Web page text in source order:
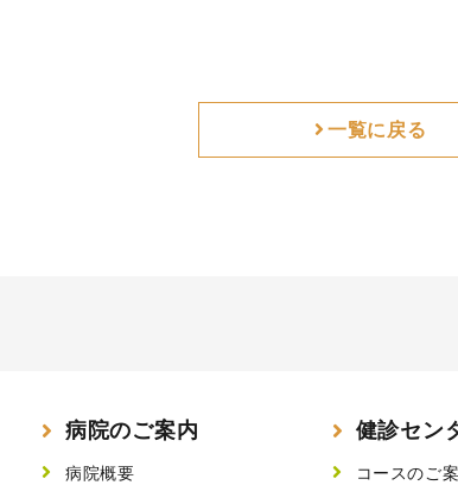
一覧に戻る
病院のご案内
病院概要
健診セン
コースのご